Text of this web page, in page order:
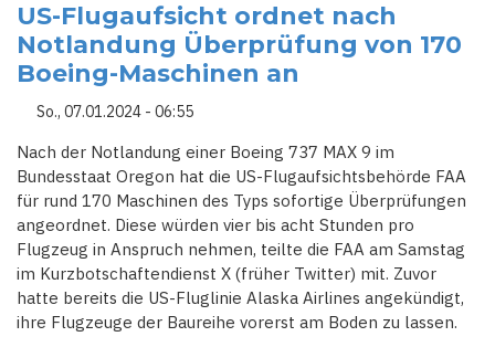
KABINENTEIL
VON
BOEING
737-
9
MAX
IN
SEINEM
US-Flugaufsicht ordnet nach
Notlandung Überprüfung von 170
Boeing-Maschinen an
So., 07.01.2024 - 06:55
Nach der Notlandung einer Boeing 737 MAX 9 im
Bundesstaat Oregon hat die US-Flugaufsichtsbehörde FAA
für rund 170 Maschinen des Typs sofortige Überprüfungen
angeordnet. Diese würden vier bis acht Stunden pro
Flugzeug in Anspruch nehmen, teilte die FAA am Samstag
im Kurzbotschaftendienst X (früher Twitter) mit. Zuvor
hatte bereits die US-Fluglinie Alaska Airlines angekündigt,
ihre Flugzeuge der Baureihe vorerst am Boden zu lassen.